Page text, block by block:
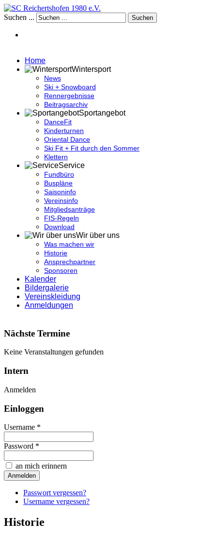
Suchen ... Suchen
Home
Wintersport
News
Ski + Snowboard
Rennergebnisse
Beitragsarchiv
Sportangebot
DanceFit
Kinderturnen
Oriental Dance
Ski Fit + Fit durch den Sommer
Klettern
Service
Fundbüro
Buspläne
Saisoninfo
Vereinsinfo
Mitgliedsanträge
FIS-Regeln
Download
Wir über uns
Was machen wir
Historie
Ansprechpartner
Sponsoren
Kalender
Bildergalerie
Vereinskleidung
Anmeldungen
Nächste Termine
Keine Veranstaltungen gefunden
Intern
Anmelden
Einloggen
Username *
Password *
an mich erinnern
Passwort vergessen?
Username vergessen?
Historie